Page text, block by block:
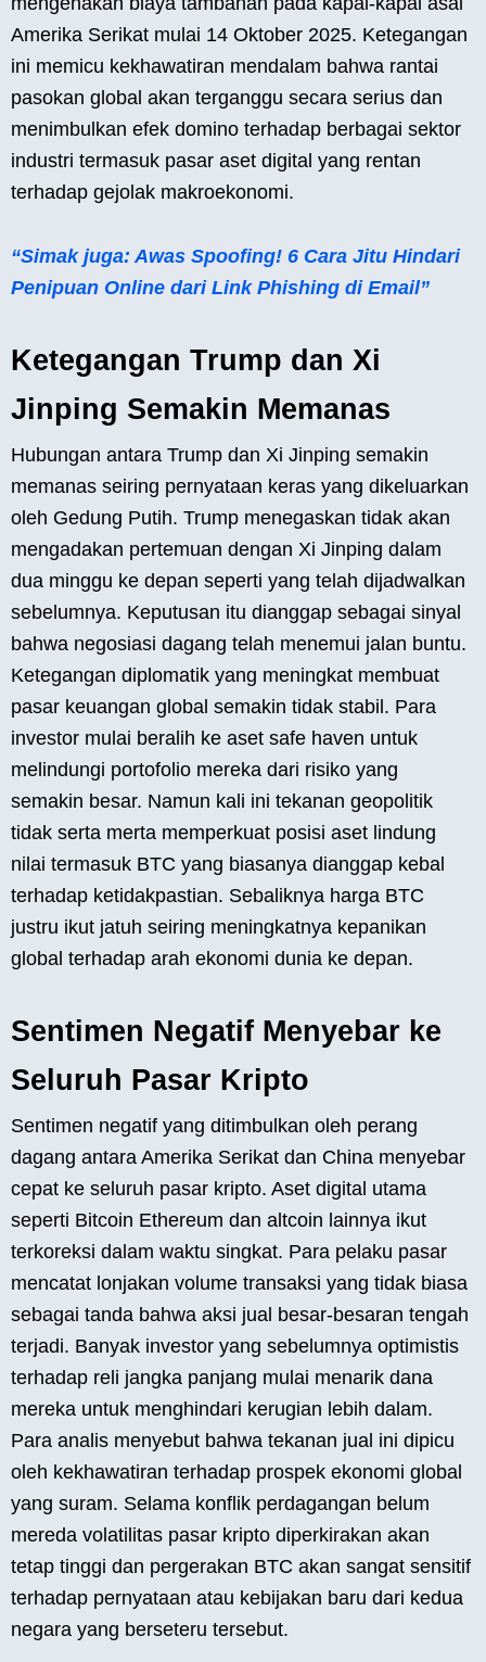
Amerika Serikat mulai 14 Oktober 2025. Ketegangan
ini memicu kekhawatiran mendalam bahwa rantai
pasokan global akan terganggu secara serius dan
menimbulkan efek domino terhadap berbagai sektor
industri termasuk pasar aset digital yang rentan
terhadap gejolak makroekonomi.
“Simak juga: Awas Spoofing! 6 Cara Jitu Hindari
Penipuan Online dari Link Phishing di Email”
Ketegangan Trump dan Xi
Jinping Semakin Memanas
Hubungan antara Trump dan Xi Jinping semakin
memanas seiring pernyataan keras yang dikeluarkan
oleh Gedung Putih. Trump menegaskan tidak akan
mengadakan pertemuan dengan Xi Jinping dalam
dua minggu ke depan seperti yang telah dijadwalkan
sebelumnya. Keputusan itu dianggap sebagai sinyal
bahwa negosiasi dagang telah menemui jalan buntu.
Ketegangan diplomatik yang meningkat membuat
pasar keuangan global semakin tidak stabil. Para
investor mulai beralih ke aset safe haven untuk
melindungi portofolio mereka dari risiko yang
semakin besar. Namun kali ini tekanan geopolitik
tidak serta merta memperkuat posisi aset lindung
nilai termasuk BTC yang biasanya dianggap kebal
terhadap ketidakpastian. Sebaliknya harga BTC
justru ikut jatuh seiring meningkatnya kepanikan
global terhadap arah ekonomi dunia ke depan.
Sentimen Negatif Menyebar ke
Seluruh Pasar Kripto
Sentimen negatif yang ditimbulkan oleh perang
dagang antara Amerika Serikat dan China menyebar
cepat ke seluruh pasar kripto. Aset digital utama
seperti Bitcoin Ethereum dan altcoin lainnya ikut
terkoreksi dalam waktu singkat. Para pelaku pasar
mencatat lonjakan volume transaksi yang tidak biasa
sebagai tanda bahwa aksi jual besar-besaran tengah
terjadi. Banyak investor yang sebelumnya optimistis
terhadap reli jangka panjang mulai menarik dana
mereka untuk menghindari kerugian lebih dalam.
Para analis menyebut bahwa tekanan jual ini dipicu
oleh kekhawatiran terhadap prospek ekonomi global
yang suram. Selama konflik perdagangan belum
mereda volatilitas pasar kripto diperkirakan akan
tetap tinggi dan pergerakan BTC akan sangat sensitif
terhadap pernyataan atau kebijakan baru dari kedua
negara yang berseteru tersebut.